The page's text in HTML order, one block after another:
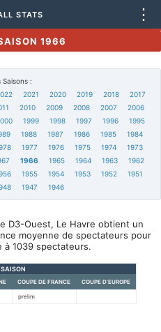
STATS ⋮
1966
:
2021 2020 2019 2018
2017
2010 2009 2008 2007
2006
1999 1998 1997 1996
1995
1988 1987 1986 1985
1984
1977 1976 1975 1974
1973
1966 1965 1964 1963
1962
1955 1954 1953 1952
1951
1947 1946
D3-Ouest, Le Havre obtient un
moyenne de spectateurs pour
à 1039 spectateurs.
COUPE DE FRANCE COUPE D'EUROPE
prelim